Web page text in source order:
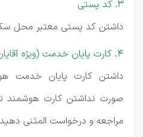
۳. کد پستی
داشتن کد پستی معتبر محل
۴. کارت پایان خدمت (ویژه آقایان)
داشتن کارت پایان خدمت
مراجعه و درخواست المثنی